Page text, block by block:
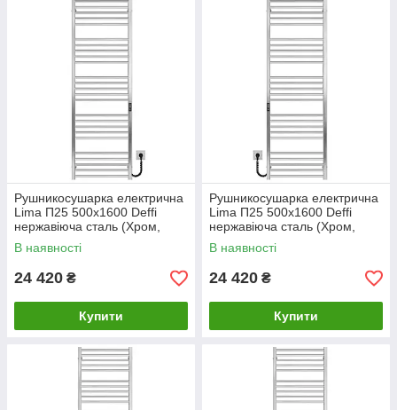
Рушникосушарка електрична
Lima П25 500х1600 Deffi
нержавіюча сталь (Хром,
JD04, Праве підключення)
В наявності
24 420 ₴
Купити
Рушникосушарка електрична
Lima П25 500х1600 Deffi
нержавіюча сталь (Хром,
JD04, Ліве підключення)
В наявності
24 420 ₴
Купити